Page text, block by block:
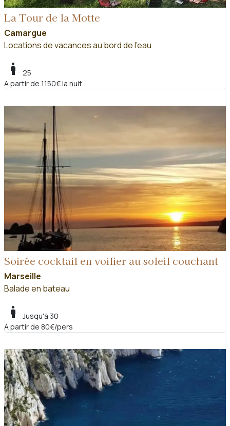
La Tour de la Motte
Camargue
Locations de vacances au bord de l'eau
boy
25
A partir de 1150€ la nuit
Soirée cocktail en voilier au soleil couchant
Marseille
Balade en bateau
boyJusqu'à 30
A partir de 80€/pers